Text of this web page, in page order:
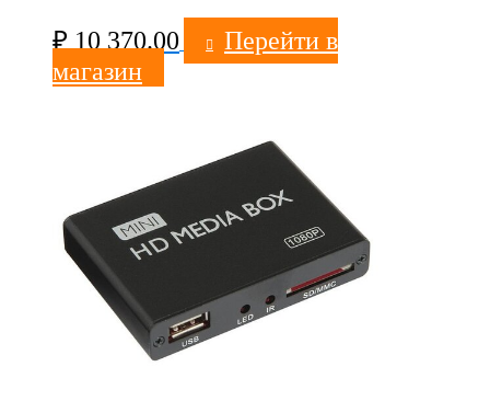
₽10 370.00
Перейти в
магазин